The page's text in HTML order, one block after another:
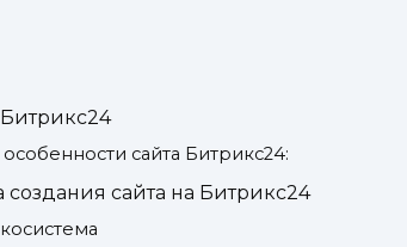
Битрикс24
сайта Битрикс24:
сайта на Битрикс24